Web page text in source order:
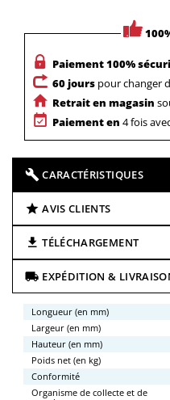
Paiement 100%
60 jours pour changer
Retrait en magasin
Paiement en 4 fois
CARACTÉRISTIQUES
AVIS CLIENTS
TÉLÉCHARGEMENT
EXPÉDITION &
Longueur (en mm)
Largeur (en mm)
Hauteur (en mm)
Poids net (en kg)
Conformité
Organisme de collecte et de